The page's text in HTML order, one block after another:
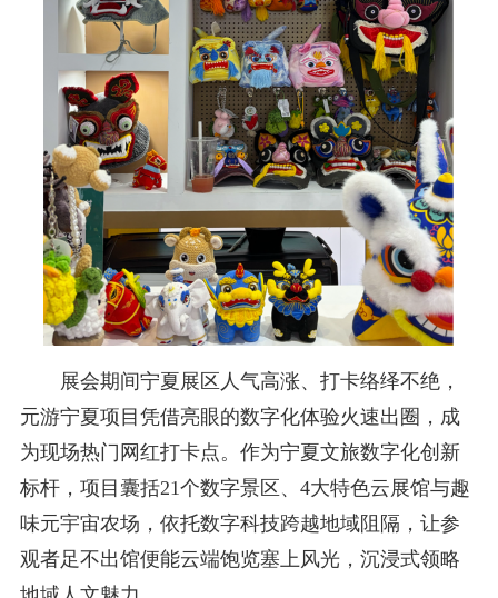
展会期间宁夏展区人气高涨、打卡络绎不绝，
元游宁夏项目凭借亮眼的数字化体验火速出圈，成
为现场热门网红打卡点。作为宁夏文旅数字化创新
标杆，项目囊括21个数字景区、4大特色云展馆与趣
味元宇宙农场，依托数字科技跨越地域阻隔，让参
观者足不出馆便能云端饱览塞上风光，沉浸式领略